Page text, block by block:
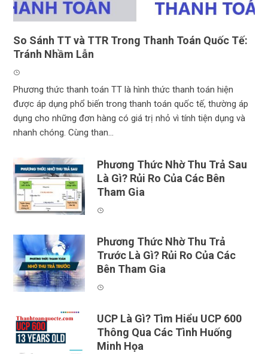
So Sánh TT và TTR Trong Thanh Toán Quốc Tế:
Tránh Nhầm Lẫn
Phương thức thanh toán TT là hình thức thanh toán hiện
được áp dụng phổ biến trong thanh toán quốc tế, thường áp
dụng cho những đơn hàng có giá trị nhỏ vì tính tiện dụng và
nhanh chóng. Cùng than...
Phương Thức Nhờ Thu Trả Sau
Là Gì? Rủi Ro Của Các Bên
Tham Gia
Phương Thức Nhờ Thu Trả
Trước Là Gì? Rủi Ro Của Các
Bên Tham Gia
UCP Là Gì? Tìm Hiểu UCP 600
Thông Qua Các Tình Huống
Minh Họa